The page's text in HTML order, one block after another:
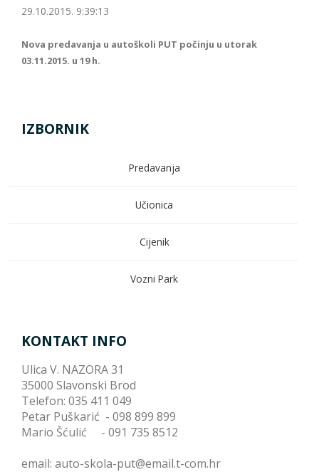
29.10.2015. 9:39:13
Nova predavanja u autoškoli PUT počinju u utorak
03.11.2015. u 19 h.
IZBORNIK
Predavanja
Učionica
Cijenik
Vozni Park
KONTAKT INFO
Ulica V. NAZORA 31
35000 Slavonski Brod
Telefon: 035 411 049
Petar Puškarić - 098 899 899
Mario Šćulić - 091 735 8512
email: auto-skola-put@email.t-com.hr